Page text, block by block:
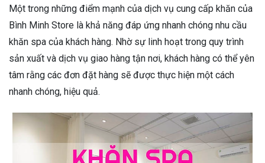
Một trong những điểm mạnh của dịch vụ cung cấp khăn của
Bình Minh Store là khả năng đáp ứng nhanh chóng nhu cầu
khăn spa của khách hàng. Nhờ sự linh hoạt trong quy trình
sản xuất và dịch vụ giao hàng tận nơi, khách hàng có thể yên
tâm rằng các đơn đặt hàng sẽ được thực hiện một cách
nhanh chóng, hiệu quả.